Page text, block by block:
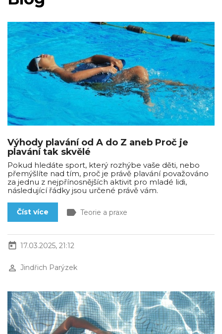
Výhody plavání od A do Z aneb Proč je
plavání tak skvělé
Pokud hledáte sport, který rozhýbe vaše děti, nebo
přemýšlíte nad tím, proč je právě plavání považováno
za jednu z nejpřínosnějších aktivit pro mladé lidi,
následující řádky jsou určené právě vám.
Číst více label Teorie a praxe
today 17.03.2025, 21:12
perm_identity Jindřich Parýzek